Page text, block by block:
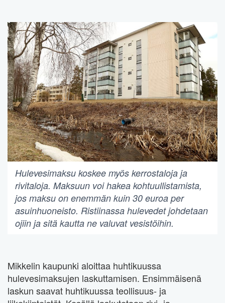
Hulevesimaksu koskee myös kerrostaloja ja
rivitaloja. Maksuun voi hakea kohtuullistamista,
jos maksu on enemmän kuin 30 euroa per
asuinhuoneisto. Ristiinassa hulevedet johdetaan
ojiin ja sitä kautta ne valuvat vesistöihin.
Mikkelin kaupunki aloittaa huhtikuussa
hulevesimaksujen laskuttamisen. Ensimmäisenä
laskun saavat huhtikuussa teollisuus- ja